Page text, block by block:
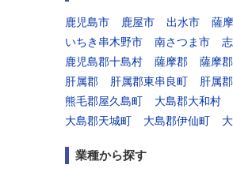
鹿児島市 鹿屋市 出水市 薩
いちき串木野市
南さつま市
鹿児島郡十島村
薩摩郡 薩摩
肝属郡
肝属郡東串良町 肝属
熊毛郡屋久島町
大島郡大和村
大島郡天城町
大島郡伊仙町
業種から探す